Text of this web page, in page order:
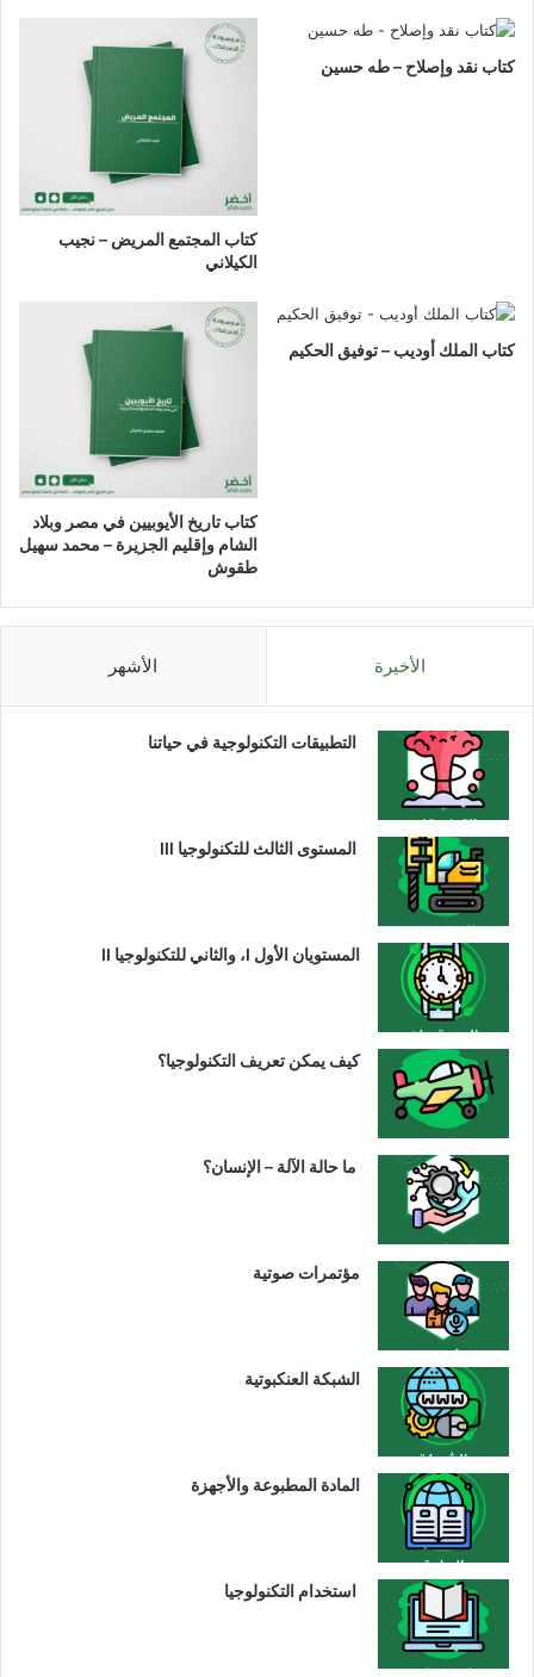
كتاب نقد وإصلاح – طه حسين
كتاب المجتمع المريض – نجيب
الكيلاني
كتاب الملك أوديب – توفيق الحكيم
كتاب تاريخ الأيوبيين في مصر وبلاد
الشام وإقليم الجزيرة – محمد سهيل
طقوش
الأخيرة الأشهر
التطبيقات التكنولوجية في حياتنا
المستوى الثالث للتكنولوجيا III
المستويان الأول I، والثاني للتكنولوجيا II
كيف يمكن تعريف التكنولوجيا؟
ما حالة الآلة – الإنسان؟
مؤتمرات صوتية
الشبكة العنكبوتية
المادة المطبوعة والأجهزة
استخدام التكنولوجيا